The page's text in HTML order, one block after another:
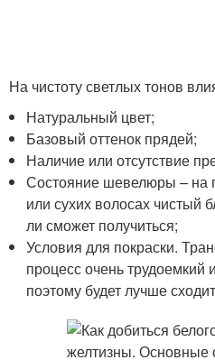
На чистоту светлых тонов
Натуральный цвет;
Базовый оттенок прядей;
Наличие или отсутствие
Состояние шевелюры – на
или сухих волосах чистый
ли сможет получиться;
Условия для покраски.
процесс очень
поэтому будет лучше